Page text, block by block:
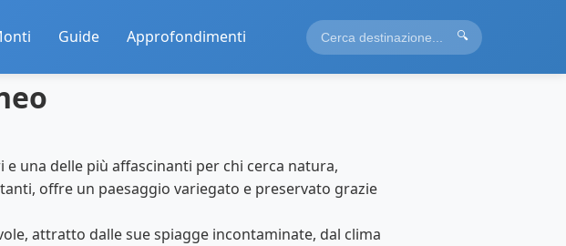
Guide Approfondimenti 🔍
e una delle più affascinanti per chi cerca natura,
offre un paesaggio variegato e preservato grazie
attratto dalle sue spiagge incontaminate, dal clima